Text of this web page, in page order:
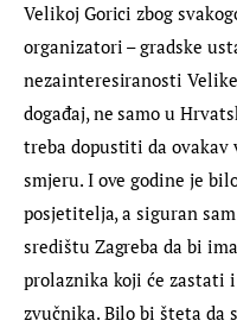
Velikoj Gorici zbog
organizatori – gradske
nezainteresiranosti
događaj, ne samo u
treba dopustiti da
smjeru. I ove godine je
posjetitelja, a siguran
središtu Zagreba da bi
prolaznika koji će zastati
zvučnika. Bilo bi šteta da